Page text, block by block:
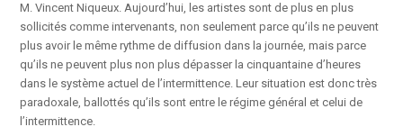
M. Vincent Niqueux. Aujourd’hui, les artistes sont de plus en plus
sollicités comme intervenants, non seulement parce qu’ils ne peuvent
plus avoir le même rythme de diffusion dans la journée, mais parce
qu’ils ne peuvent plus non plus dépasser la cinquantaine d’heures
dans le système actuel de l’intermittence. Leur situation est donc très
paradoxale, ballottés qu’ils sont entre le régime général et celui de
l’intermittence.